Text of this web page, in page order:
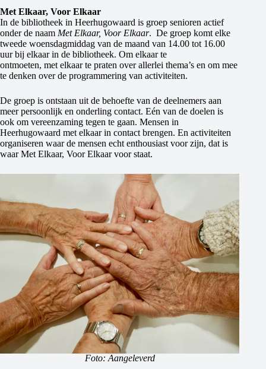
Met Elkaar, Voor Elkaar
In de bibliotheek in Heerhugowaard is groep senioren actief
onder de naam Met Elkaar, Voor Elkaar. De groep komt elke
tweede woensdagmiddag van de maand van 14.00 tot 16.00
uur bij elkaar in de bibliotheek. Om elkaar te
ontmoeten, met elkaar te praten over allerlei thema’s en om mee
te denken over de programmering van activiteiten.
De groep is ontstaan uit de behoefte van de deelnemers aan
meer persoonlijk en onderling contact. Eén van de doelen is
ook om vereenzaming tegen te gaan. Mensen in
Heerhugowaard met elkaar in contact brengen. En activiteiten
organiseren waar de mensen echt enthousiast voor zijn, dat is
waar Met Elkaar, Voor Elkaar voor staat.
Foto: Aangeleverd